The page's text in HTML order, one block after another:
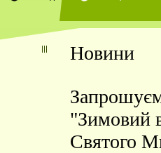
Новини
"Зимовий
Святого